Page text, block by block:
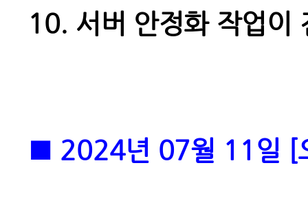
10. 서버 안정화 작업이
■ 2024년 07월 11일 [